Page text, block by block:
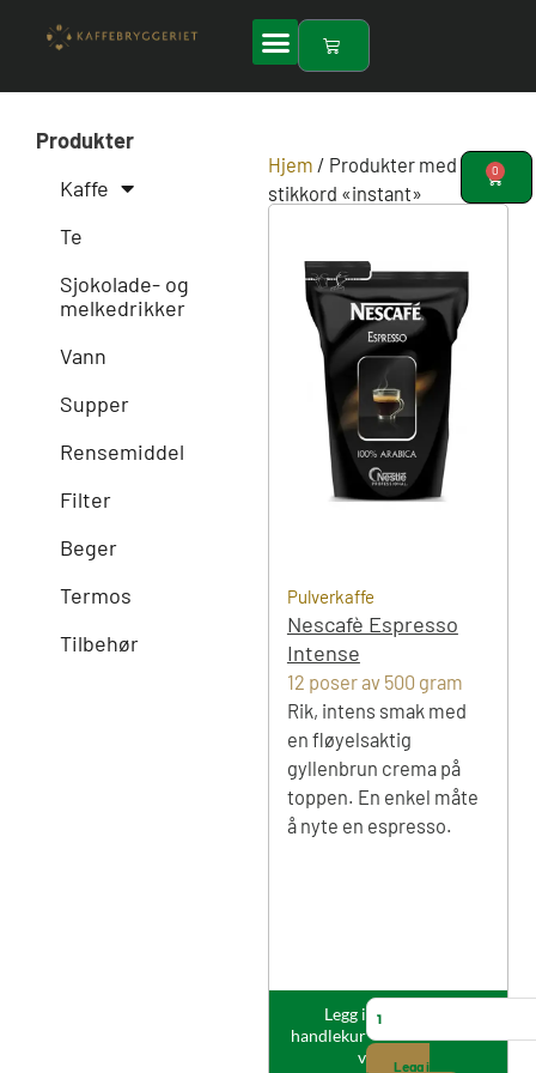
innholdet
Handlekurv
Produkter
Kaffe
Te
Sjokolade- og
melkedrikker
Vann
Supper
Rensemiddel
Filter
Beger
Termos
Tilbehør
Hjem / Produkter med
stikkord «instant»
0
Pulverkaffe
Nescafè Espresso
Intense
12 poser av 500 gram
Rik, intens smak med
en fløyelsaktig
gyllenbrun crema på
toppen. En enkel måte
å nyte en espresso.
Legg i
handlekur
v
N
e
s
Legg i